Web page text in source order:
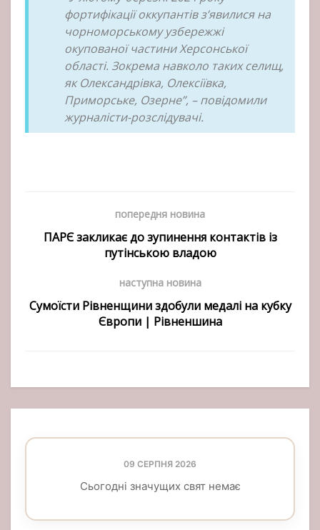
фортифікації оккупантів з’явилися на
чорноморському узбережжі
окупованої частини Херсонської
області. Зокрема навколо таких селищ,
як Олександрівка, Олексіївка,
Приморське, Озерне”, – повідомили
журналісти-розслідувачі.
попередня новина
ПАРЄ закликає до зупинення контактів із
путінською владою
наступна новина
Сумоїсти Рівненщини здобули медалі на кубку
Європи | Рівненшина
09 СЕРПНЯ 2026
Сьогодні значущих свят немає